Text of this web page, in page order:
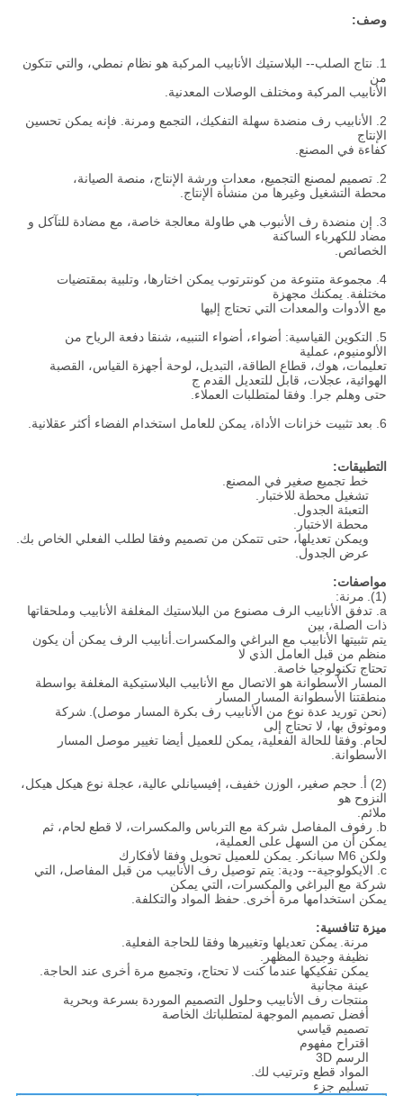
وصف:
1. نتاج الصلب-- البلاستيك الأنابيب المركبة هو نظام نمطي، والتي تتكون
من
الأنابيب المركبة ومختلف الوصلات المعدنية.
2. الأنابيب رف منضدة سهلة التفكيك، التجمع ومرنة. فإنه يمكن تحسين
الإنتاج
كفاءة في المصنع.
2. تصميم لمصنع التجميع، معدات ورشة الإنتاج، منصة الصيانة،
محطة التشغيل وغيرها من منشأة الإنتاج.
3. إن منضدة رف الأنبوب هي طاولة معالجة خاصة، مع مضادة للتآكل و
مضاد للكهرباء الساكنة
الخصائص.
4. مجموعة متنوعة من كونترتوب يمكن اختارها، وتلبية بمقتضيات
مختلفة. يمكنك مجهزة
مع الأدوات والمعدات التي تحتاج إليها
5. التكوين القياسية: أضواء، أضواء التنبيه، شنقا دفعة الرياح من
الألومنيوم، عملية
تعليمات، هوك، قطاع الطاقة، التبديل، لوحة أجهزة القياس، القصبة
الهوائية، عجلات، قابل للتعديل القدم ج
حتى وهلم جرا. وفقا لمتطلبات العملاء.
6. بعد تثبيت خزانات الأداة، يمكن للعامل استخدام الفضاء أكثر عقلانية.
التطبيقات:
خط تجميع صغير في المصنع.
تشغيل محطة للاختبار.
التعبئة الجدول.
محطة الاختبار.
ويمكن تعديلها، حتى تتمكن من تصميم وفقا لطلب الفعلي الخاص بك.
عرض الجدول.
مواصفات:
(1).
مرنة:
a. تدفق الأنابيب الرف مصنوع من البلاستيك المغلفة الأنابيب وملحقاتها
ذات الصلة، بين
يتم تثبيتها الأنابيب مع البراغي والمكسرات.أنابيب الرف يمكن أن يكون
منظم من قبل العامل الذي لا
تحتاج تكنولوجيا خاصة.
المسار الأسطوانة هو الاتصال مع الأنابيب البلاستيكية المغلفة بواسطة
منطقتنا الأسطوانة المسار المسار
(نحن توريد عدة نوع من الأنابيب رف بكرة المسار موصل). شركة
وموثوق بها، لا تحتاج إلى
لحام. وفقا للحالة الفعلية، يمكن للعميل أيضا تغيير موصل المسار
الأسطوانة.
(2) أ.
حجم صغير، الوزن خفيف، إفيسيانلي عالية، عجلة نوع هيكل هيكل،
النزوح هو
ملائم.
b. رفوف المفاصل شركة مع الترباس والمكسرات، لا قطع لحام، ثم
يمكن أن من السهل على العملية،
ولكن M6 سبانكر. يمكن للعميل تحويل وفقا لأفكارك
c. الايكولوجية-- ودية: يتم توصيل رف الأنابيب من قبل المفاصل، التي
شركة مع البراغي والمكسرات، التي يمكن
يمكن استخدامها مرة أخرى. حفظ المواد والتكلفة.
ميزة تنافسية:
مرنة. يمكن تعديلها وتغييرها وفقا للحاجة الفعلية.
نظيفة وجيدة المظهر.
يمكن تفكيكها عندما كنت لا تحتاج، وتجميع مرة أخرى عند الحاجة.
عينة مجانية
منتجات رف الأنابيب وحلول التصميم الموردة بسرعة وبحرية
أفضل تصميم الموجهة لمتطلباتك الخاصة
تصميم قياسي
اقتراح مفهوم
الرسم 3D
المواد قطع وترتيب لك.
تسليم جزء